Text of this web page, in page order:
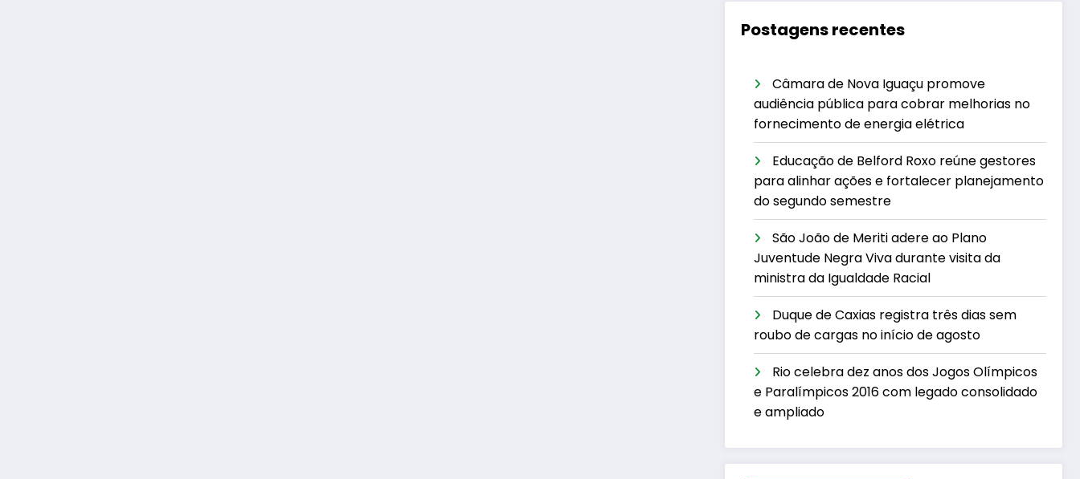
Postagens recentes
Câmara de Nova Iguaçu promove
audiência pública para cobrar melhorias no
fornecimento de energia elétrica
Educação de Belford Roxo reúne gestores
para alinhar ações e fortalecer planejamento
do segundo semestre
São João de Meriti adere ao Plano
Juventude Negra Viva durante visita da
ministra da Igualdade Racial
Duque de Caxias registra três dias sem
roubo de cargas no início de agosto
Rio celebra dez anos dos Jogos Olímpicos
e Paralímpicos 2016 com legado consolidado
e ampliado